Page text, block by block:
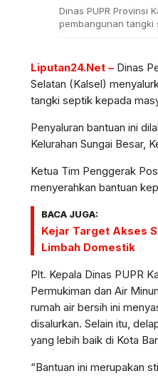
Dinas PUPR Provinsi
pembangunan tangki
Liputan24.Net – Dinas
Selatan (Kalsel)
tangki septik kepada
Penyaluran bantuan ini
Kelurahan Sungai Besar,
Ketua Tim Penggerak
menyerahkan bantuan
BACA JUGA:
Kejar Target Akses
Limbah Domestik
Plt. Kepala Dinas PUPR
Permukiman dan Air
rumah air bersih ini
disalurkan. Selain itu,
yang lebih baik di Kota
“Bantuan ini merupakan